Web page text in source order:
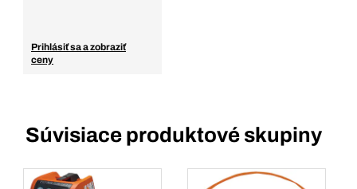
Prihlásiť sa a zobraziť
ceny
Súvisiace produktové skupiny